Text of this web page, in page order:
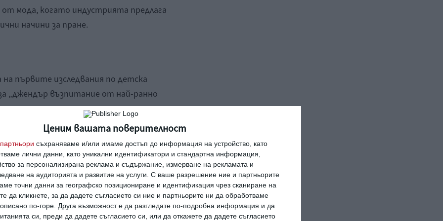
Ценим вашата поверителност
партньори съхраняваме и/или имаме достъп до информация на устройство, като
лични данни, като уникални идентификатори и стандартна информация,
за персонализирана реклама и съдържание, измерване на рекламата и
на аудиторията и развитие на услуги. С ваше разрешение ние и партньорите
точни данни за географско позициониране и идентификация чрез сканиране на
да кликнете, за да дадете съгласието си ние и партньорите ни да обработваме
описано по-горе. Друга възможност е да разгледате по-подробна информация и да
си, преди да дадете съгласието си, или да откажете да дадете съгласието
от мода, когато индустрията предлага
начини за пране.
първите изследвания по детска
„джендър възпитание от най-ранно
започват да популяризират детски
число бледо синьо и розово. Но няма
на детето.
е смятано за подходящо за
са обличали момичетата.
преса съветва момчетата да се обличат в